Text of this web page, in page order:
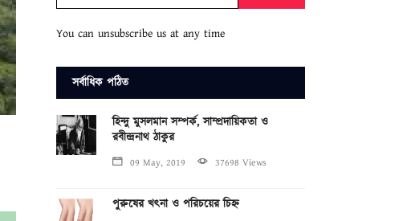
You can unsubscribe us at any time
সর্বাধিক পঠিত
হিন্দু মুসলমান সম্পর্ক, সাম্প্রদায়িকতা ও
রবীন্দ্রনাথ ঠাকুর
09 May, 2019 37698 Views
পুরুষের খৎনা ও পরিচয়ের চিহ্ন